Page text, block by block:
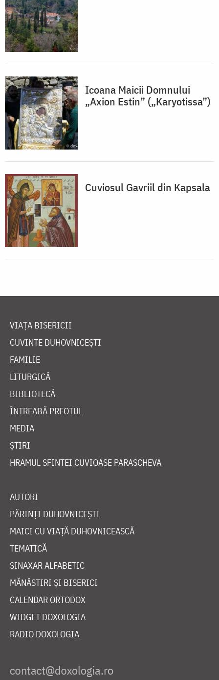
Icoana Maicii Domnului
„Axion Estin” („Karyotissa”)
Cuviosul Gavriil din Kapsala
VIAȚA BISERICII
CUVINTE DUHOVNICEȘTI
FAMILIE
LITURGICĂ
BIBLIOTECĂ
ÎNTREABĂ PREOTUL
MEDIA
ȘTIRI
HRAMUL SFINTEI CUVIOASE PARASCHEVA
AUTORI
PĂRINȚI DUHOVNICEȘTI
MAICI CU VIAȚĂ DUHOVNICEASCĂ
TEMATICĂ
SINAXAR ALFABETIC
MĂNĂSTIRI ȘI BISERICI
CALENDAR ORTODOX
WIDGET DOXOLOGIA
RADIO DOXOLOGIA